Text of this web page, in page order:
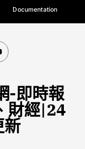
Documentation
-即時報
財經|24
新